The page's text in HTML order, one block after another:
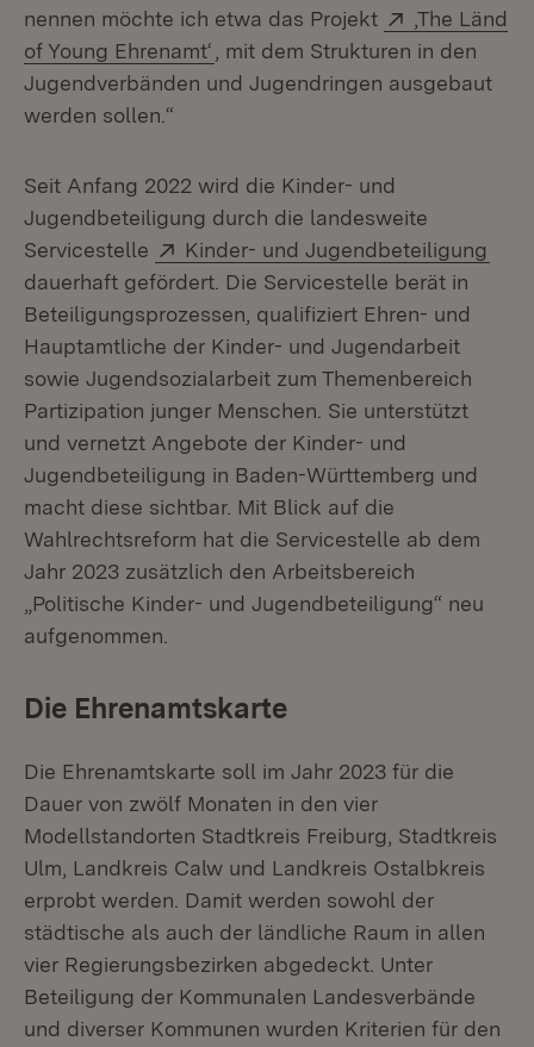
nennen möchte ich etwa das Projekt
Extern:
‚The Länd
of Young Ehrenamt‘ (Öffnet in neuem Fenster)
, mit dem Strukturen in den
Jugendverbänden und Jugendringen ausgebaut
werden sollen.“
Seit Anfang 2022 wird die Kinder- und
Jugendbeteiligung durch die landesweite
Servicestelle
Extern:
Kinder- und Jugendbeteiligung
dauerhaft gefördert. Die Servicestelle berät in
Beteiligungsprozessen, qualifiziert Ehren- und
Hauptamtliche der Kinder- und Jugendarbeit
sowie Jugendsozialarbeit zum Themenbereich
Partizipation junger Menschen. Sie unterstützt
und vernetzt Angebote der Kinder- und
Jugendbeteiligung in Baden-Württemberg und
macht diese sichtbar. Mit Blick auf die
Wahlrechtsreform hat die Servicestelle ab dem
Jahr 2023 zusätzlich den Arbeitsbereich
„Politische Kinder- und Jugendbeteiligung“ neu
aufgenommen.
Die Ehrenamtskarte
Die Ehrenamtskarte soll im Jahr 2023 für die
Dauer von zwölf Monaten in den vier
Modellstandorten Stadtkreis Freiburg, Stadtkreis
Ulm, Landkreis Calw und Landkreis Ostalbkreis
erprobt werden. Damit werden sowohl der
städtische als auch der ländliche Raum in allen
vier Regierungsbezirken abgedeckt. Unter
Beteiligung der Kommunalen Landesverbände
und diverser Kommunen wurden Kriterien für den